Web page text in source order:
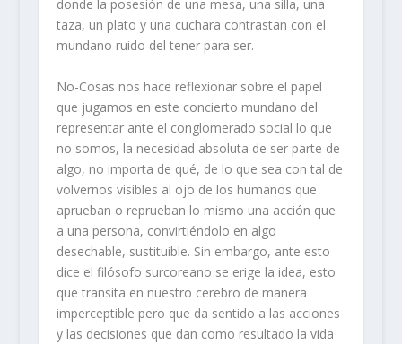
donde la posesión de una mesa, una silla, una
taza, un plato y una cuchara contrastan con el
mundano ruido del tener para ser.
No-Cosas nos hace reflexionar sobre el papel
que jugamos en este concierto mundano del
representar ante el conglomerado social lo que
no somos, la necesidad absoluta de ser parte de
algo, no importa de qué, de lo que sea con tal de
volvernos visibles al ojo de los humanos que
aprueban o reprueban lo mismo una acción que
a una persona, convirtiéndolo en algo
desechable, sustituible. Sin embargo, ante esto
dice el filósofo surcoreano se erige la idea, esto
que transita en nuestro cerebro de manera
imperceptible pero que da sentido a las acciones
y las decisiones que dan como resultado la vida